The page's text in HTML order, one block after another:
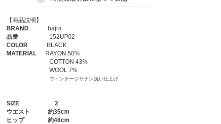
【商品説明】
BRAND bajra
品番 152UP02
COLOR BLACK
MATERIAL RAYON 50%
COTTON 43%
WOOL 7%
ヴィンテージサテン洗い仕上げ
SIZE
2
ウエスト
約35cm
ヒップ約48cm